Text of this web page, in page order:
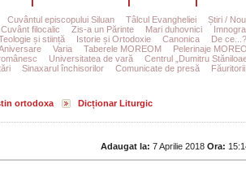
Cuvântul episcopului Siluan Tâlcul Evangheliei Știri /
Cuvânt filocalic Zis-a un Părinte Mari duhovnici
și stiință Istorie și Ortodoxie Canonica De ce...?
Varia Taberele MOREOM Pelerinaje
Universitatea de vară Centrul „Dumitru
Sinaxarul închisorilor Comunicate de presă
ortodoxa Dicționar Liturgic
Adaugat la: 7 Aprilie 2018 Ora: